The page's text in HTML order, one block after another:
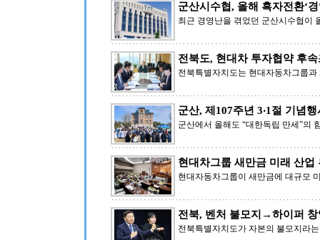
군산시수협, 올해 흑자전환‘
최근 경영난을 겪었던 군산시수협이
전북도, 현대차 투자협약 후
전북특별자치도는 현대자동차그룹
군산, 제107주년 3‧1절 기념
군산에서 올해도 “대한독립 만세”의
현대차그룹 새만금 미래 산업
현대자동차그룹이 새만금에 대규모
전북, 벤처 불모지→하이퍼 창
전북특별자치도가 자본의 불모지라